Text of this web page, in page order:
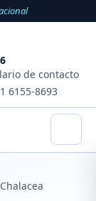
de contacto
6155-8693